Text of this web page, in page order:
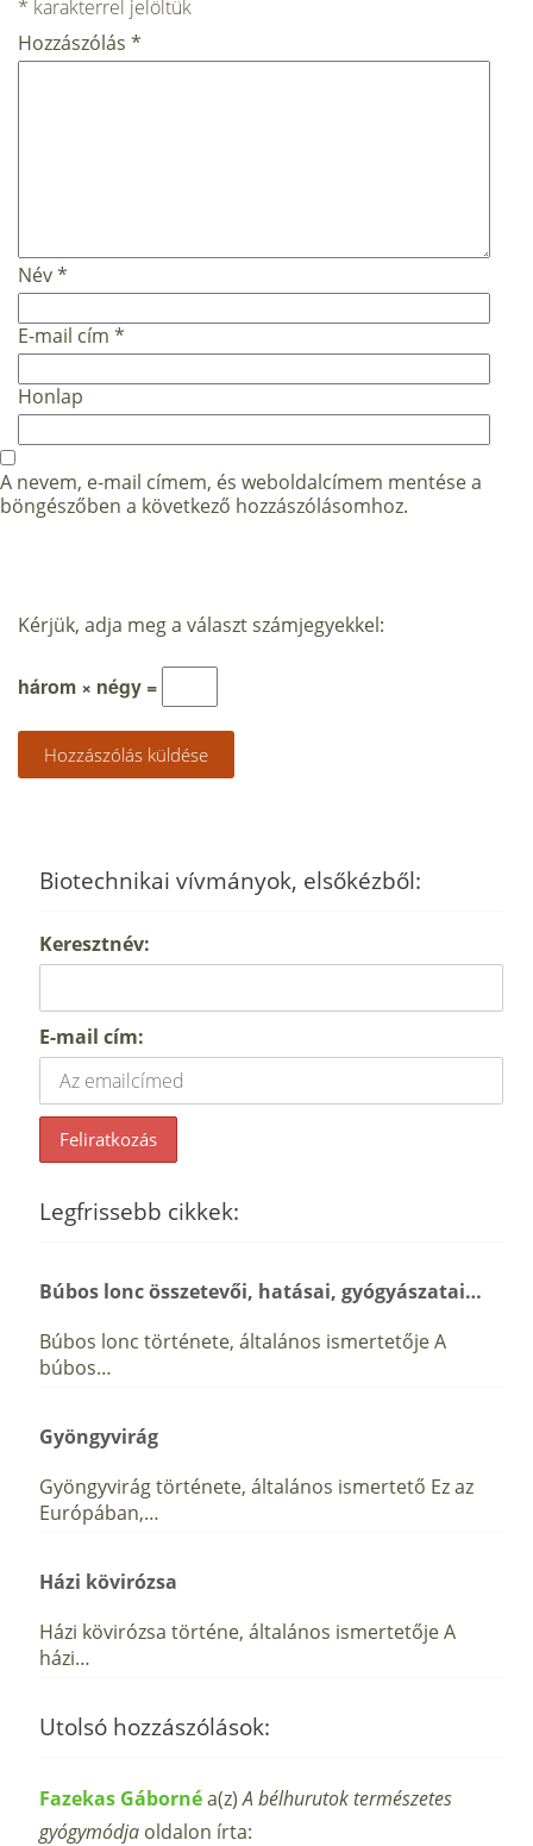
* karakterrel jelöltük
Hozzászólás *
Név*
E-mail cím *
Honlap
A nevem, e-mail címem, és weboldalcímem mentése a
böngészőben a következő hozzászólásomhoz.
Kérjük, adja meg a választ számjegyekkel:
három × négy =
Biotechnikai vívmányok, elsőkézből:
Keresztnév:
E-mail cím:
Legfrissebb cikkek:
Búbos lonc összetevői, hatásai, gyógyászatai…
Búbos lonc története, általános ismertetője A
búbos…
Gyöngyvirág
Gyöngyvirág története, általános ismertető Ez az
Európában,…
Házi kövirózsa
Házi kövirózsa történe, általános ismertetője A
házi…
Utolsó hozzászólások:
Fazekas Gábornéa(z)A bélhurutok természetes
gyógymódja oldalon írta: